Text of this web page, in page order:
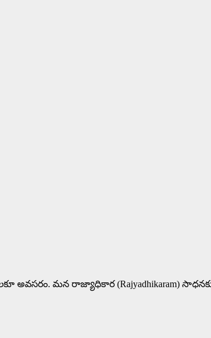
అవసరం. మన రాజ్యాధికార (Rajyadhikaram)